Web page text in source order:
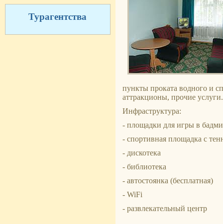
Турагентства
пункты проката водного и
аттракционы, прочие услуги.
Инфраструктура:
- площадки для игры в
- спортивная площадка с
- дискотека
- библиотека
- автостоянка (бесплатная)
- WiFi
- развлекательный центр